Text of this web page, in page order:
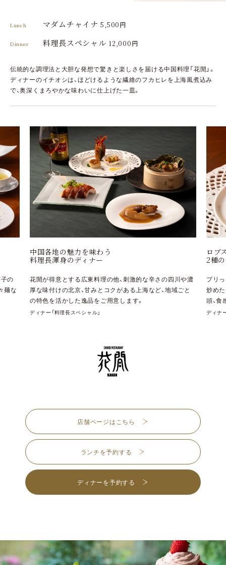
Lunch マダムチャイナ5,500円
Dinner 料理長スペシャル 12,000円
伝統的な調理法と大胆な発想で驚きと楽しさを届ける中国料理「花閒」。
ディナーのイチオシは、ほどけるような繊維のフカヒレを上海風煮込み
で、奥深くまろやかな味わいに仕上げた一皿。
や濃
ごと
ロブスターを贅沢に
2種の味わいで堪能
プリっとしたロブスターを2種食べ比べ。唐辛子で甘辛く
炒めた香ばしい宮保炒めと、こんがり焼いた煎り焼き饅
頭、食感の違いも楽しめます。
ディナー「料理長スペシャル」
あ
復
旨味
一品
ど、
ラン
店舗ページはこちら
ランチを予約する
ディナーを予約する